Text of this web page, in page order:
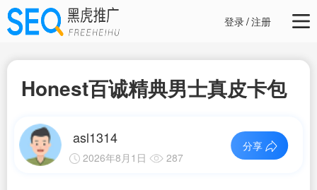
登录/注册
Honest百诚精典男士真皮卡包
asl1314
2026年8月1日 287
分享